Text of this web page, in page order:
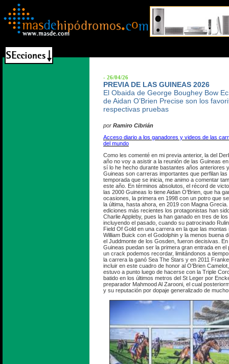
- 26/04/26
PREVIA DE LAS GUINEAS 2026
El Obaida de George Boughey Bow
de Aidan O’Brien Precise son los
respectivas pruebas
por Ramiro Cibrián
Acceso diario a los ganadores y videos de las
del mundo
Como les comenté en mi previa anterior, la del
año no voy a asistir a la reunión de las Guineas
sí lo he hecho durante bastantes años anteriores
Guineas son carreras importantes que perfilan
temporada que se inicia, me animo a comentar
este año. En términos absolutos, el récord de
las 2000 Guineas lo tiene Aidan O’Brien, que ha
ocasiones, la primera en 1998 con un potro que
la última, hasta ahora, en 2019 con Magna
ediciones más recientes los protagonistas han
Charlie Appleby, pues la han ganado en tres de
incluyendo el pasado, cuando su patrocinado
Field Of Gold en una carrera en la que las
William Buick con el Godolphin y la menos buena
el Juddmonte de los Gosden, fueron decisivas.
Guineas puedan ser la primera gran entrada en
un crack podemos recordar, limitándonos a
la carrera la ganó Sea The Stars y en 2011
incluir en este cuadro de honor al O’Brien
estuvo a punto luego de hacerse con la Triple
batido en los últimos metros del St Leger por
preparador Mahmood Al Zarooni, el cual
y su reputación por dopaje generalizado de